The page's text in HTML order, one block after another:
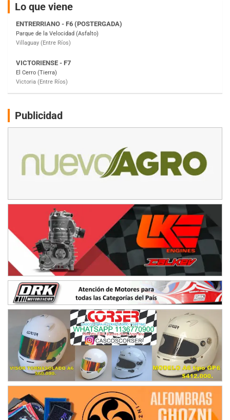
Lo que viene
ENTRERRIANO - F6 (POSTERGADA)
Villaguay (Entre Ríos)
VICTORIENSE - F7
Victoria (Entre Ríos)
PATAGONICO - F6
Moto Club Reginense (Tierra)
NORESTE SANTAFESINO - F6
Ciudad de Avellaneda (Asfalto)
SUR SANTAFESINO - F4
José Samuel Sánchez (Tierra)
Rufino (Santa Fe)
TUCUMANO - F5
Juan Navarro (Asfalto)
El Timbó (Tucumán)
COBERTURA ESPECIAL DE E-KART.COM.AR
08/09-AGO
IAME SERIES ARGENTINA 6
Ramiro Tot (Asfalto)
Baradero (Buenos Aires)
KDO - F6
Ciudad de Trenque Lauquen (Asfalto)
Trenque Lauquen (Buenos Aires)
ENTRERRIANO - F6 (POSTERGADA)
Parque de la Velocidad (Asfalto)
Villaguay (Entre Ríos)
Publicidad